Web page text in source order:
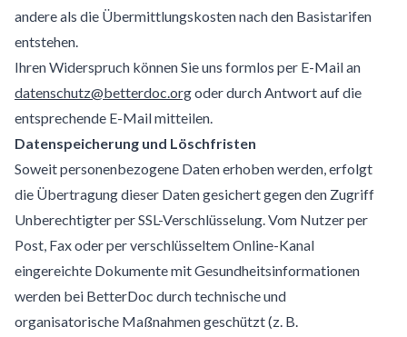
andere als die Übermittlungskosten nach den Basistarifen
entstehen.
Ihren Widerspruch können Sie uns formlos per E-Mail an
datenschutz@betterdoc.orgoder durch Antwort auf die
entsprechende E-Mail mitteilen.
Datenspeicherung und Löschfristen
Soweit personenbezogene Daten erhoben werden, erfolgt
die Übertragung dieser Daten gesichert gegen den Zugriff
Unberechtigter per SSL-Verschlüsselung. Vom Nutzer per
Post, Fax oder per verschlüsseltem Online-Kanal
eingereichte Dokumente mit Gesundheitsinformationen
werden bei BetterDoc durch technische und
organisatorische Maßnahmen geschützt (z. B.